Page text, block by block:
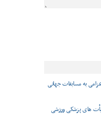
به مسابقات جهانی
های پزشکی ورزشی